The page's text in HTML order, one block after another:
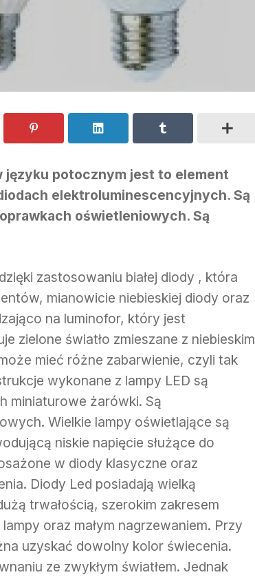
języku potocznym jest to element
elektroluminescencyjnych. Są
oświetleniowych. Są
zastosowaniu białej diody , która
mianowicie niebieskiej diody oraz
na luminofor, który jest
zielone światło zmieszane z niebieskim
mieć różne zabarwienie, czyli tak
wykonane z lampy LED są
miniaturowe żarówki. Są
Wielkie lampy oświetlające są
niskie napięcie służące do
w diody klasyczne oraz
Diody Led posiadają wielką
trwałością, szerokim zakresem
oraz małym nagrzewaniem. Przy
uzyskać dowolny kolor świecenia.
ze zwykłym światłem. Jednak